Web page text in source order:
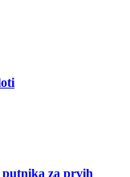
za prvih